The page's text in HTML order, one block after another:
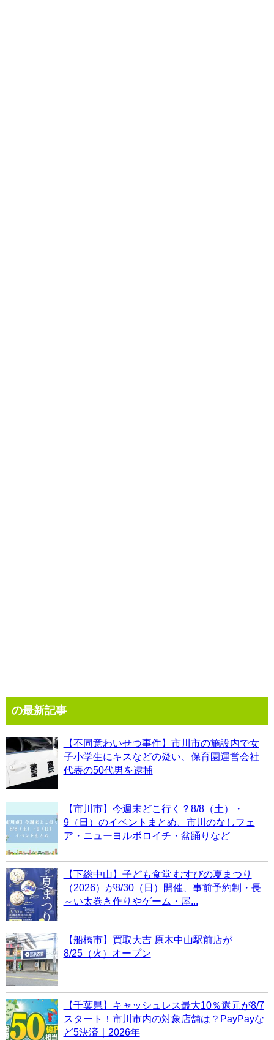
の最新記事
【不同意わいせつ事件】市川市の施設内で女
子小学生にキスなどの疑い、保育園運営会社
代表の50代男を逮捕
【市川市】今週末どこ行く？8/8（土）・
9（日）のイベントまとめ、市川のなしフェ
ア・ニューヨルボロイチ・盆踊りなど
【下総中山】子ども食堂 むすびの夏まつり
（2026）が8/30（日）開催、事前予約制・長
～い太巻き作りやゲーム・屋...
【船橋市】買取大吉 原木中山駅前店が
8/25（火）オープン
【千葉県】キャッシュレス最大10％還元が8/7
スタート！市川市内の対象店舗は？PayPayな
ど5決済｜2026年